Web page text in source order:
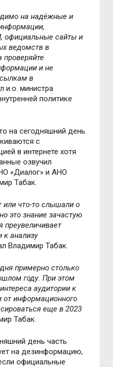
на надёжные и
официальные сайты и
ведомств в
проверяйте
и не
в
и.о. министра
политике
на сегодняшний день
с
в интернете хотя
озвучил
«Диалог» и АНО
Табак.
или что-то слышали о
это знание зачастую
преувеличивает
к анализу
Владимир Табак.
примерно столько
году. При этом
аудитории к
от информационного
еще в 2023
Табак.
день часть
на дезинформацию,
официальные